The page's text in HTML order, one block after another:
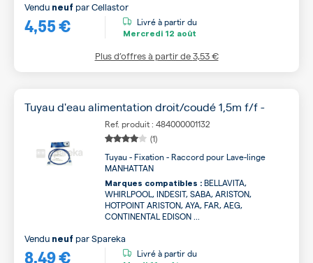
4,55 €
Vendu neuf parCellastor
Livré à partir du
Mercredi 12 août
Plus d’offres à partir de3,53 €
Tuyau d'eau alimentation droit/coudé 1,5m f/f -
Ref. produit : 484000001132
(1)
Tuyau - Fixation - Raccord pour Lave-linge
MANHATTAN
Marques compatibles : BELLAVITA,
WHIRLPOOL, INDESIT, SABA, ARISTON,
HOTPOINT ARISTON, AYA, FAR, AEG,
CONTINENTAL EDISON ...
8,49 €
Vendu neuf parSpareka
Livré à partir du